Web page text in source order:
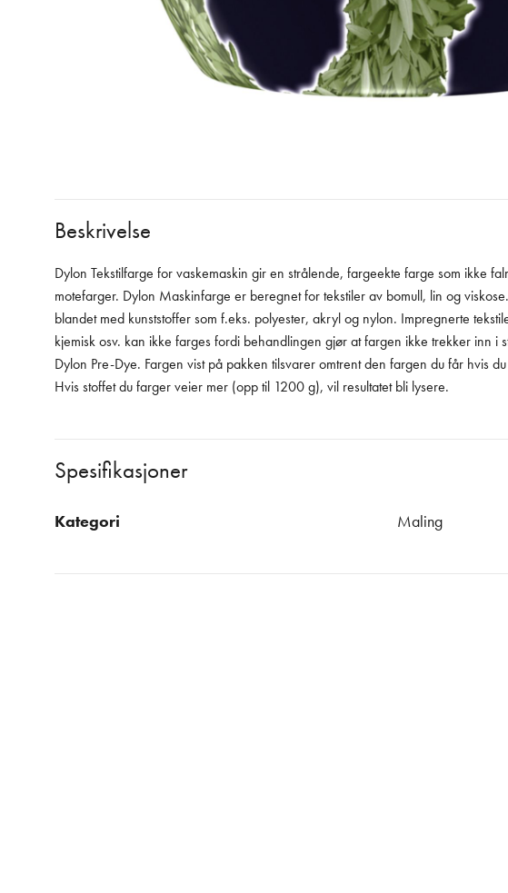
Beskrivelse
Dylon Tekstilfarge for vaskemaskin gir en strålende, fargeekte farge som ikke
motefarger. Dylon Maskinfarge er beregnet for tekstiler av bomull, lin og
blandet med kunststoffer som f.eks. polyester, akryl og nylon. Impregnerte
kjemisk osv. kan ikke farges fordi behandlingen gjør at fargen ikke trekker inn i
Dylon Pre-Dye. Fargen vist på pakken tilsvarer omtrent den fargen du får hvis
Hvis stoffet du farger veier mer (opp til 1200 g), vil resultatet bli lysere.
Spesifikasjoner
Kategori Maling